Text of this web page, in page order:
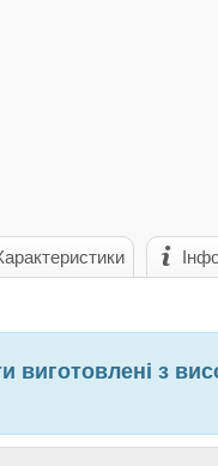
виготовлені з